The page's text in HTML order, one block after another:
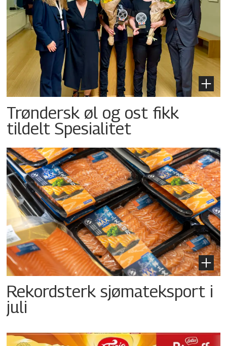
Trøndersk øl og ost fikk
tildelt Spesialitet
Rekordsterk sjømateksport i
juli